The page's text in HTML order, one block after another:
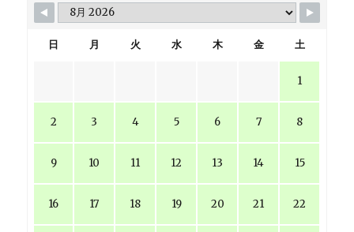
日 月 火 水 木 金 土
1
2 3 4 5 6 7 8
9 10 11 12 13 14 15
16 17 18 19 20 21 22